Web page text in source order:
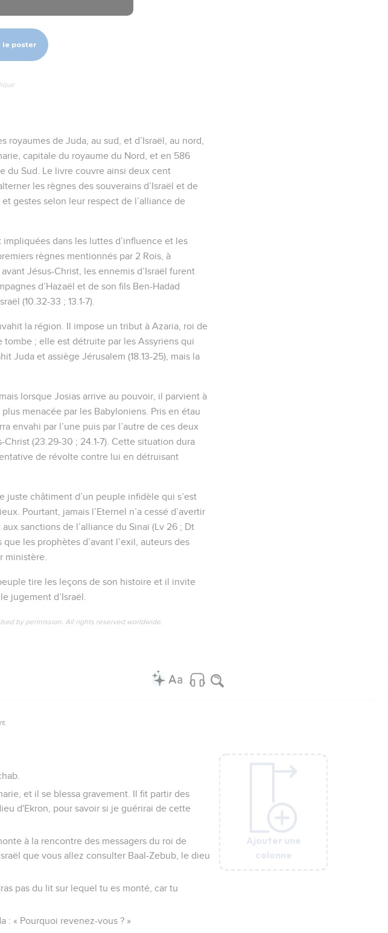
Ajouter une
colonne
le poster
royaumes de Juda, au sud, et d’Israël, au nord,
capitale du royaume du Nord, et en 586
du Sud. Le livre couvre ainsi deux cent
les règnes des souverains d’Israël et de
gestes selon leur respect de l’alliance de
dans les luttes d’influence et les
règnes mentionnés par 2 Rois, à
Jésus-Christ, les ennemis d’Israël furent
d’Hazaël et de son fils Ben-Hadad
(10.32-33 ; 13.1-7).
la région. Il impose un tribut à Azaria, roi de
tombe ; elle est détruite par les Assyriens qui
Juda et assiège Jérusalem (18.13-25), mais la
lorsque Josias arrive au pouvoir, il parvient à
menacée par les Babyloniens. Pris en étau
envahi par l’une puis par l’autre de ces deux
(23.29-30 ; 24.1-7). Cette situation dura
de révolte contre lui en détruisant
juste châtiment d’un peuple infidèle qui s’est
Pourtant, jamais l’Eternel n’a cessé d’avertir
sanctions de l’alliance du Sinaï (Lv 26 ; Dt
les prophètes d’avant l’exil, auteurs des
ministère.
tire les leçons de son histoire et il invite
jugement d’Israël.
by permission. All rights reserved worldwide.
et il se blessa gravement. Il fit partir des
d'Ekron, pour savoir si je guérirai de cette
à la rencontre des messagers du roi de
que vous allez consulter Baal-Zebub, le dieu
pas du lit sur lequel tu es monté, car tu
: « Pourquoi revenez-vous ? »
Ajouter une
colonne
Ajouter une
colonne
Ajouter une
colonne
Ajouter une
colonne